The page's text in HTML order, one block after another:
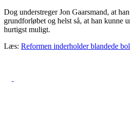
Dog understreger Jon Gaarsmand, at
grundforløbet og helst så, at han kunne
hurtigst muligt.
Læs: Reformen inderholder blandede